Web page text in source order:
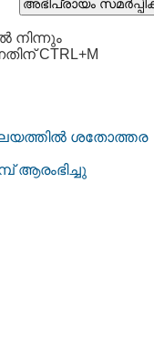
നിന്നും
CTRL+M
ശതോത്തര
ആരംഭിച്ചു